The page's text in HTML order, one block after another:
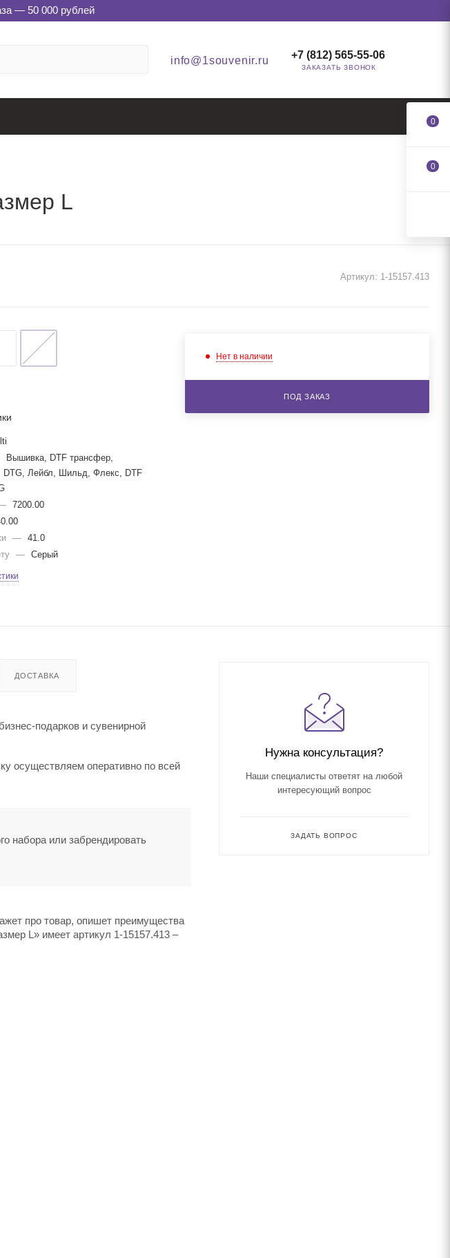
— 50 000 рублей
info@1souvenir.ru +7 (812) 565-55-06
ЗАКАЗАТЬ ЗВОНОК
L
Артикул: 1-15157.413
Вышивка, DTF трансфер,
DTG, Лейбл, Шильд, Флекс, DTF
7200.00
—
41.0
— Серый
Нет в наличии
ПОД ЗАКАЗ
ДОСТАВКА
подарков и сувенирной
осуществляем оперативно по всей
набора или забрендировать
про товар, опишет преимущества
L» имеет артикул 1-15157.413 –
Нужна консультация?
Наши специалисты ответят на любой
интересующий вопрос
ЗАДАТЬ ВОПРОС
0
0